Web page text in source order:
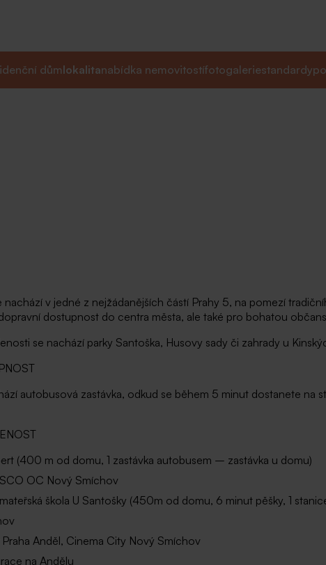
důmlokalitanabídka nemovitostífotogaleriestandardy
nachází v jedné z nejžádanějších částí Prahy 5, na pomezí
dostupnost do centra města, ale také pro bohatou
se nachází parky Santoška, Husovy sady či zahrady u
autobusová zastávka, odkud se během 5 minut dostanete na
(400 m od domu, 1 zastávka autobusem – zastávka u domu)
OC Nový Smíchov
škola U Santošky (450m od domu, 6 minut pěšky, 1
Anděl, Cinema City Nový Smíchov
na Andělu